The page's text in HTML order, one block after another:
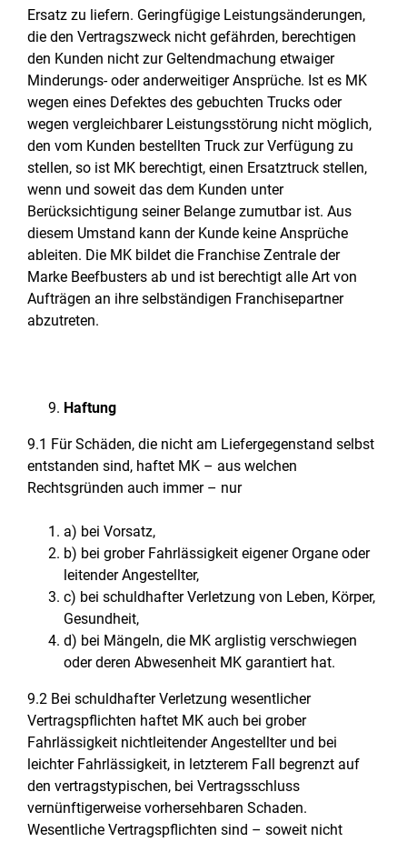
Ersatz zu liefern. Geringfügige Leistungsänderungen,
die den Vertragszweck nicht gefährden, berechtigen
den Kunden nicht zur Geltendmachung etwaiger
Minderungs- oder anderweitiger Ansprüche. Ist es MK
wegen eines Defektes des gebuchten Trucks oder
wegen vergleichbarer Leistungsstörung nicht möglich,
den vom Kunden bestellten Truck zur Verfügung zu
stellen, so ist MK berechtigt, einen Ersatztruck stellen,
wenn und soweit das dem Kunden unter
Berücksichtigung seiner Belange zumutbar ist. Aus
diesem Umstand kann der Kunde keine Ansprüche
ableiten. Die MK bildet die Franchise Zentrale der
Marke Beefbusters ab und ist berechtigt alle Art von
Aufträgen an ihre selbständigen Franchisepartner
abzutreten.
Haftung
9.1 Für Schäden, die nicht am Liefergegenstand selbst
entstanden sind, haftet MK – aus welchen
Rechtsgründen auch immer – nur
a) bei Vorsatz,
b) bei grober Fahrlässigkeit eigener Organe oder
leitender Angestellter,
c) bei schuldhafter Verletzung von Leben, Körper,
Gesundheit,
d) bei Mängeln, die MK arglistig verschwiegen
oder deren Abwesenheit MK garantiert hat.
9.2 Bei schuldhafter Verletzung wesentlicher
Vertragspflichten haftet MK auch bei grober
Fahrlässigkeit nichtleitender Angestellter und bei
leichter Fahrlässigkeit, in letzterem Fall begrenzt auf
den vertragstypischen, bei Vertragsschluss
vernünftigerweise vorhersehbaren Schaden.
Wesentliche Vertragspflichten sind – soweit nicht